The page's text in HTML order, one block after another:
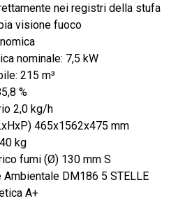
nei registri della stufa
visione fuoco
nominale: 7,5 kW
215 m³
%
2,0 kg/h
465x1562x475 mm
kg
fumi (Ø) 130 mm S
DM186 5 STELLE
A+